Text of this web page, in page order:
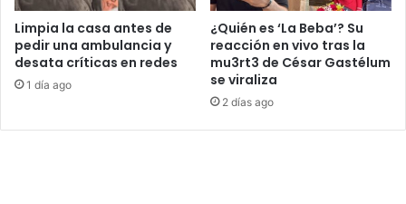
Limpia la casa antes de
pedir una ambulancia y
desata críticas en redes
1 día ago
¿Quién es ‘La Beba’? Su
reacción en vivo tras la
mu3rt3 de César Gastélum
se viraliza
2 días ago